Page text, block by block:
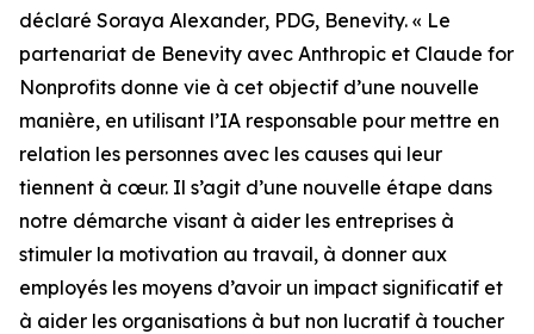
déclaré Soraya Alexander, PDG, Benevity. « Le
partenariat de Benevity avec Anthropic et Claude for
Nonprofits donne vie à cet objectif d’une nouvelle
manière, en utilisant l’IA responsable pour mettre en
relation les personnes avec les causes qui leur
tiennent à cœur. Il s’agit d’une nouvelle étape dans
notre démarche visant à aider les entreprises à
stimuler la motivation au travail, à donner aux
employés les moyens d’avoir un impact significatif et
à aider les organisations à but non lucratif à toucher